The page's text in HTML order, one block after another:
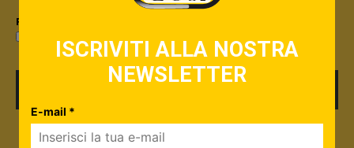
Privacy*
ISCRIVITI ALLA NOSTRA
NEWSLETTER
E-mail *